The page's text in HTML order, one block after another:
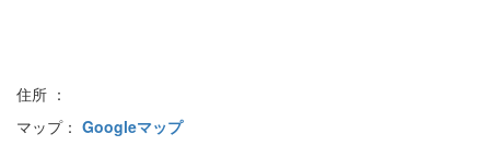
住所 ：
マップ： Googleマップ